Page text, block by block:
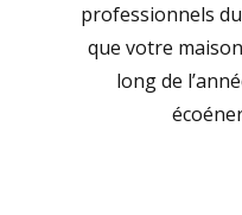
professionnels
que votre
long de